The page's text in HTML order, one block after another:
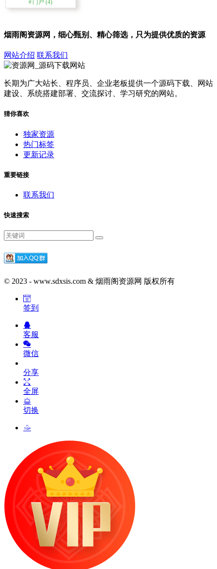
门户 (4)
烟雨阁资源网，细心甄别、精心筛选，只为提供优质的资源
网站介绍 联系我们
长期为广大站长、程序员、企业老板提供一个源码下载、网站
建设、系统搭建部署、交流探讨、学习研究的网站。
猜你喜欢
独家资源
热门标签
更新记录
重要链接
联系我们
快速搜索
© 2023 - www.sdxsis.com & 烟雨阁资源网 版权所有
签到
客服
微信
分享
全屏
切换